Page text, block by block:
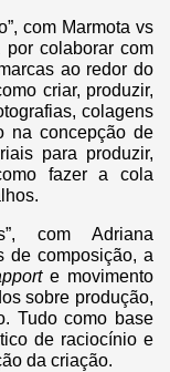
com Marmota vs
colaborar com
ao redor do
criar, produzir,
colagens
na concepção de
para produzir,
fazer a cola
com Adriana
de composição, a
e movimento
sobre produção,
Tudo como base
de raciocínio e
da criação.